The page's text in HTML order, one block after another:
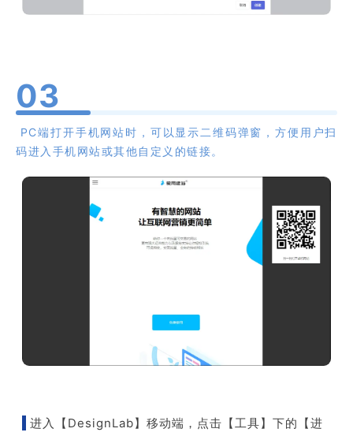
03
PC端打开手机网站时，可以显示二维码弹窗，方便用户扫
码进入手机网站或其他自定义的链接。
进入【DesignLab】移动端，点击【工具】下的【进